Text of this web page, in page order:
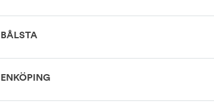
BÅLSTA
ENKÖPING